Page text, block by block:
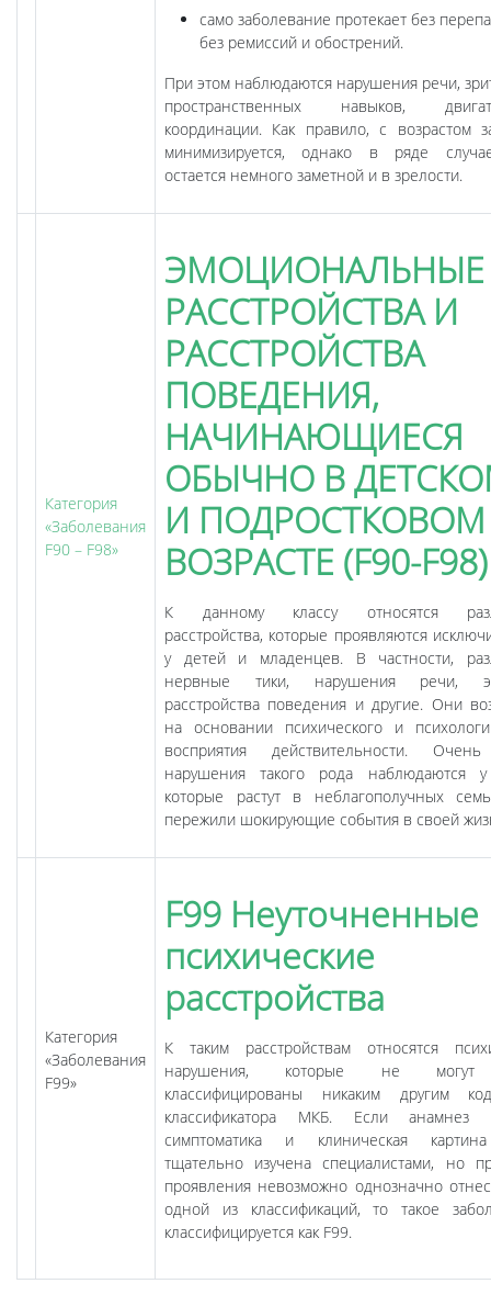
само заболевание протекает без
без ремиссий и обострений.
При этом наблюдаются нарушения речи,
пространственных навыков,
координации. Как правило, с возрастом
минимизируется, однако в ряде
остается немного заметной и в зрелости.
Категория
«Заболевания
F90 – F98»
ЭМОЦИОНАЛЬНЫЕ
РАССТРОЙСТВА И
РАССТРОЙСТВА
ПОВЕДЕНИЯ,
НАЧИНАЮЩИЕСЯ
ОБЫЧНО В
И ПОДРОСТКОВОМ
ВОЗРАСТЕ (F90-F98)
К данному классу относятся
расстройства, которые проявляются
у детей и младенцев. В частности,
нервные тики, нарушения речи,
расстройства поведения и другие. Они
на основании психического и
восприятия действительности.
нарушения такого рода наблюдаются
которые растут в неблагополучных
пережили шокирующие события в своей
Категория
«Заболевания
F99»
F99 Неуточненные
психические
расстройства
К таким расстройствам относятся
нарушения, которые не
классифицированы никаким другим
классификатора МКБ. Если анамнез
симптоматика и клиническая
тщательно изучена специалистами, но
проявления невозможно однозначно
одной из классификаций, то такое
классифицируется как F99.